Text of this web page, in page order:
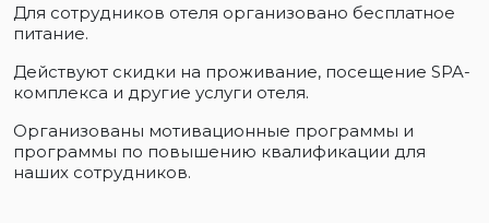
Для сотрудников отеля организовано бесплатное
питание.
Действуют скидки на проживание, посещение SPA-
комплекса и другие услуги отеля.
Организованы мотивационные программы и
программы по повышению квалификации для
наших сотрудников.